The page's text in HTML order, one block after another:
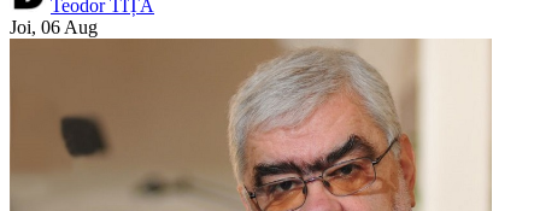
Teodor TIȚĂ
Joi, 06 Aug